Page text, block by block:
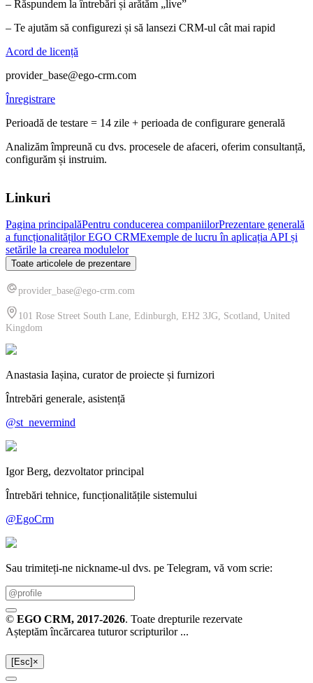
– Răspundem la întrebări și arătăm „live”
– Te ajutăm să configurezi și să lansezi CRM-ul cât mai rapid
Acord de licență
provider_base@ego-crm.com
Înregistrare
Perioadă de testare = 14 zile + perioada de configurare generală
Analizăm împreună cu dvs. procesele de afaceri, oferim consultanță,
configurăm și instruim.
Linkuri
Pagina principalăPentru conducerea companiilorPrezentare generală
a funcționalităților EGO CRMExemple de lucru în aplicația API și
setările la crearea modulelor
Toate articolele de prezentare
provider_base@ego-crm.com
101 Rose Street South Lane, Edinburgh, EH2 3JG, Scotland, United
Kingdom
Anastasia Iașina, curator de proiecte și furnizori
Întrebări generale, asistență
@st_nevermind
Igor Berg, dezvoltator principal
Întrebări tehnice, funcționalitățile sistemului
@EgoCrm
Sau trimiteți-ne nickname-ul dvs. pe Telegram, vă vom scrie:
© EGO CRM, 2017-2026. Toate drepturile rezervate
Așteptăm încărcarea tuturor scripturilor ...
[Esc]×